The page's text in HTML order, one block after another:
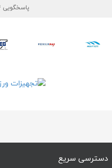
پاسخگویی 24 ساعته
دسترسی سریع